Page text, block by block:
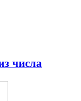
числа